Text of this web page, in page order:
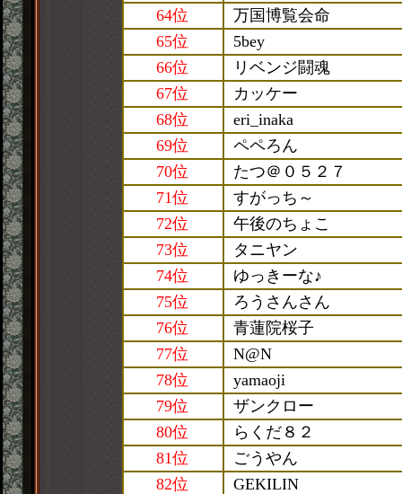
64位
万国博覧会命
65位
5bey
66位
リベンジ闘魂
67位
カッケー
68位
eri_inaka
69位
ペペろん
70位
たつ＠０５２７
71位
すがっち～
72位
午後のちょこ
73位
タニヤン
74位
ゆっきーな♪
75位
ろうさんさん
76位
青蓮院桜子
77位
N@N
78位
yamaoji
79位
ザンクロー
80位
らくだ８２
81位
ごうやん
82位
GEKILIN